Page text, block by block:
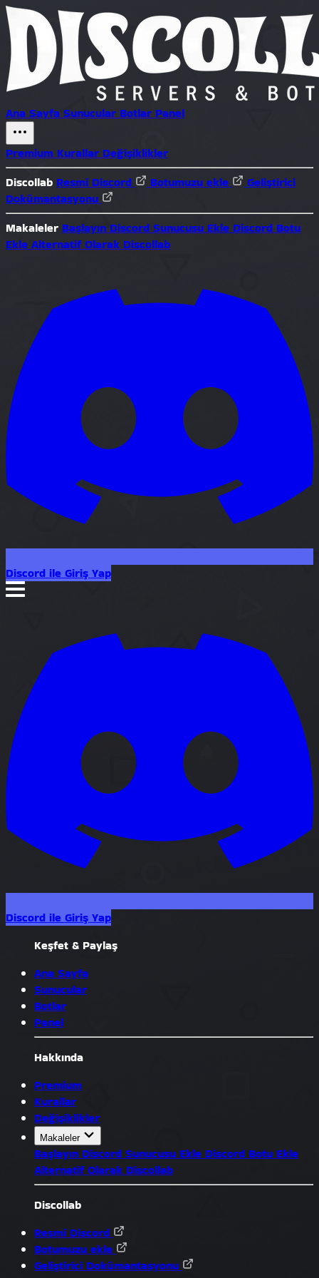
Ana Sayfa Sunucular Botlar Panel
Premium Kurallar Değişiklikler
Discollab Resmî Discord Botumuzu ekle
Geliştirici
Dokümantasyonu
Makaleler Başlayın Discord Sunucusu Ekle Discord Botu
Ekle Alternatif Olarak Discollab
Discord ile Giriş Yap
Discord ile Giriş Yap
Keşfet & Paylaş
Ana Sayfa
Sunucular
Botlar
Panel
Hakkında
Premium
Kurallar
Değişiklikler
Makaleler
Başlayın Discord Sunucusu Ekle Discord Botu Ekle
Alternatif Olarak Discollab
Discollab
Resmî Discord
Botumuzu ekle
Geliştirici Dokümantasyonu